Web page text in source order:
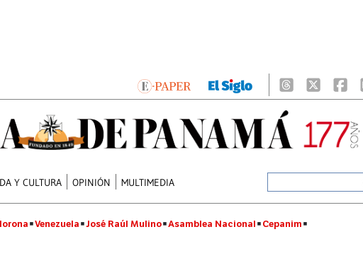
Y CULTURA OPINIÓN MULTIMEDIA
Venezuela José Raúl Mulino Asamblea Nacional Cepanim